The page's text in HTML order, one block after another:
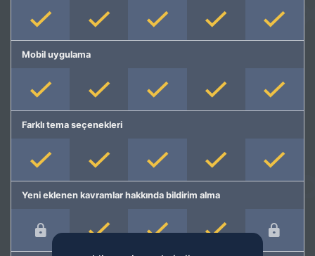
Mobil uygulama
Farklı tema seçenekleri
Yeni eklenen kavramlar hakkında bildirim alma